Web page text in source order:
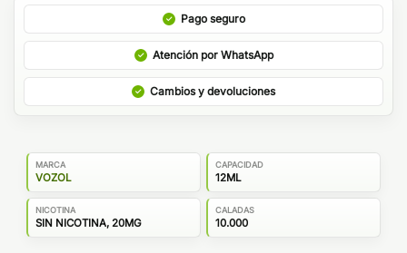
Pago seguro
Atención por WhatsApp
Cambios y devoluciones
MARCA
VOZOL
CAPACIDAD
12ML
NICOTINA
SIN NICOTINA, 20MG
CALADAS
10.000